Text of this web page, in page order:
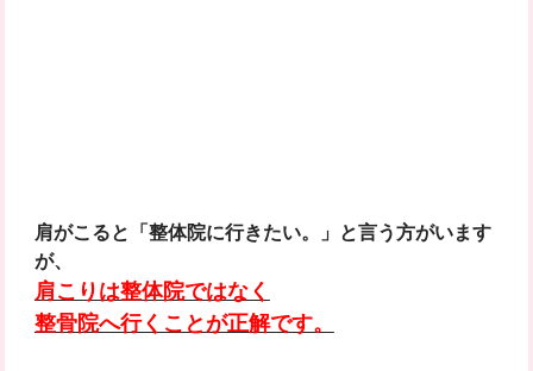
肩がこると「整体院に行きたい。」と言う方がいます
が、
肩こりは整体院ではなく
整骨院へ行くことが正解です。